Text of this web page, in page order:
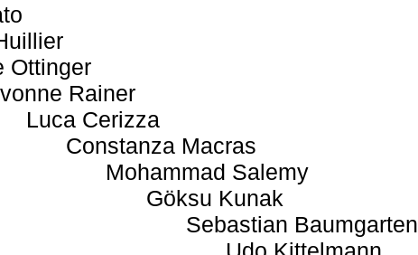
Ottinger
Rainer
Luca Cerizza
Constanza Macras
Mohammad Salemy
Göksu Kunak
Sebastian Baumgarten